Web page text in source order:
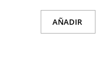
AÑADIR